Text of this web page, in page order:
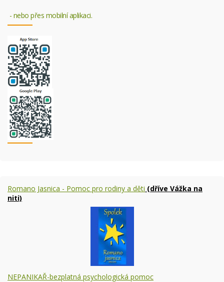
- nebo přes mobilní aplikaci.
Romano Jasnica - Pomoc pro rodiny a děti (dříve Vážka na
niti)
NEPANIKAŘ-bezplatná psychologická pomoc